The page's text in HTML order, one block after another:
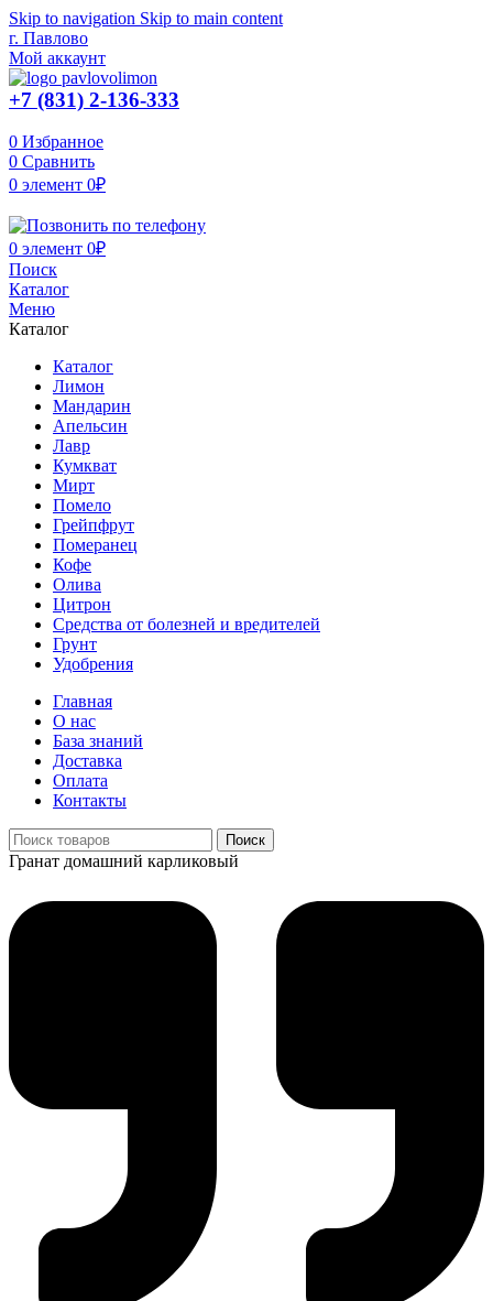
Skip to navigation Skip to main content
г. Павлово
Мой аккаунт
+7 (831) 2-136-333
0 Избранное
0 Сравнить
0 элемент 0₽
0 элемент 0₽
Поиск
Каталог
Меню
Каталог
Каталог
Лимон
Мандарин
Апельсин
Лавр
Кумкват
Мирт
Помело
Грейпфрут
Померанец
Кофе
Олива
Цитрон
Средства от болезней и вредителей
Грунт
Удобрения
Главная
О нас
База знаний
Доставка
Оплата
Контакты
Поиск
Гранат домашний карликовый